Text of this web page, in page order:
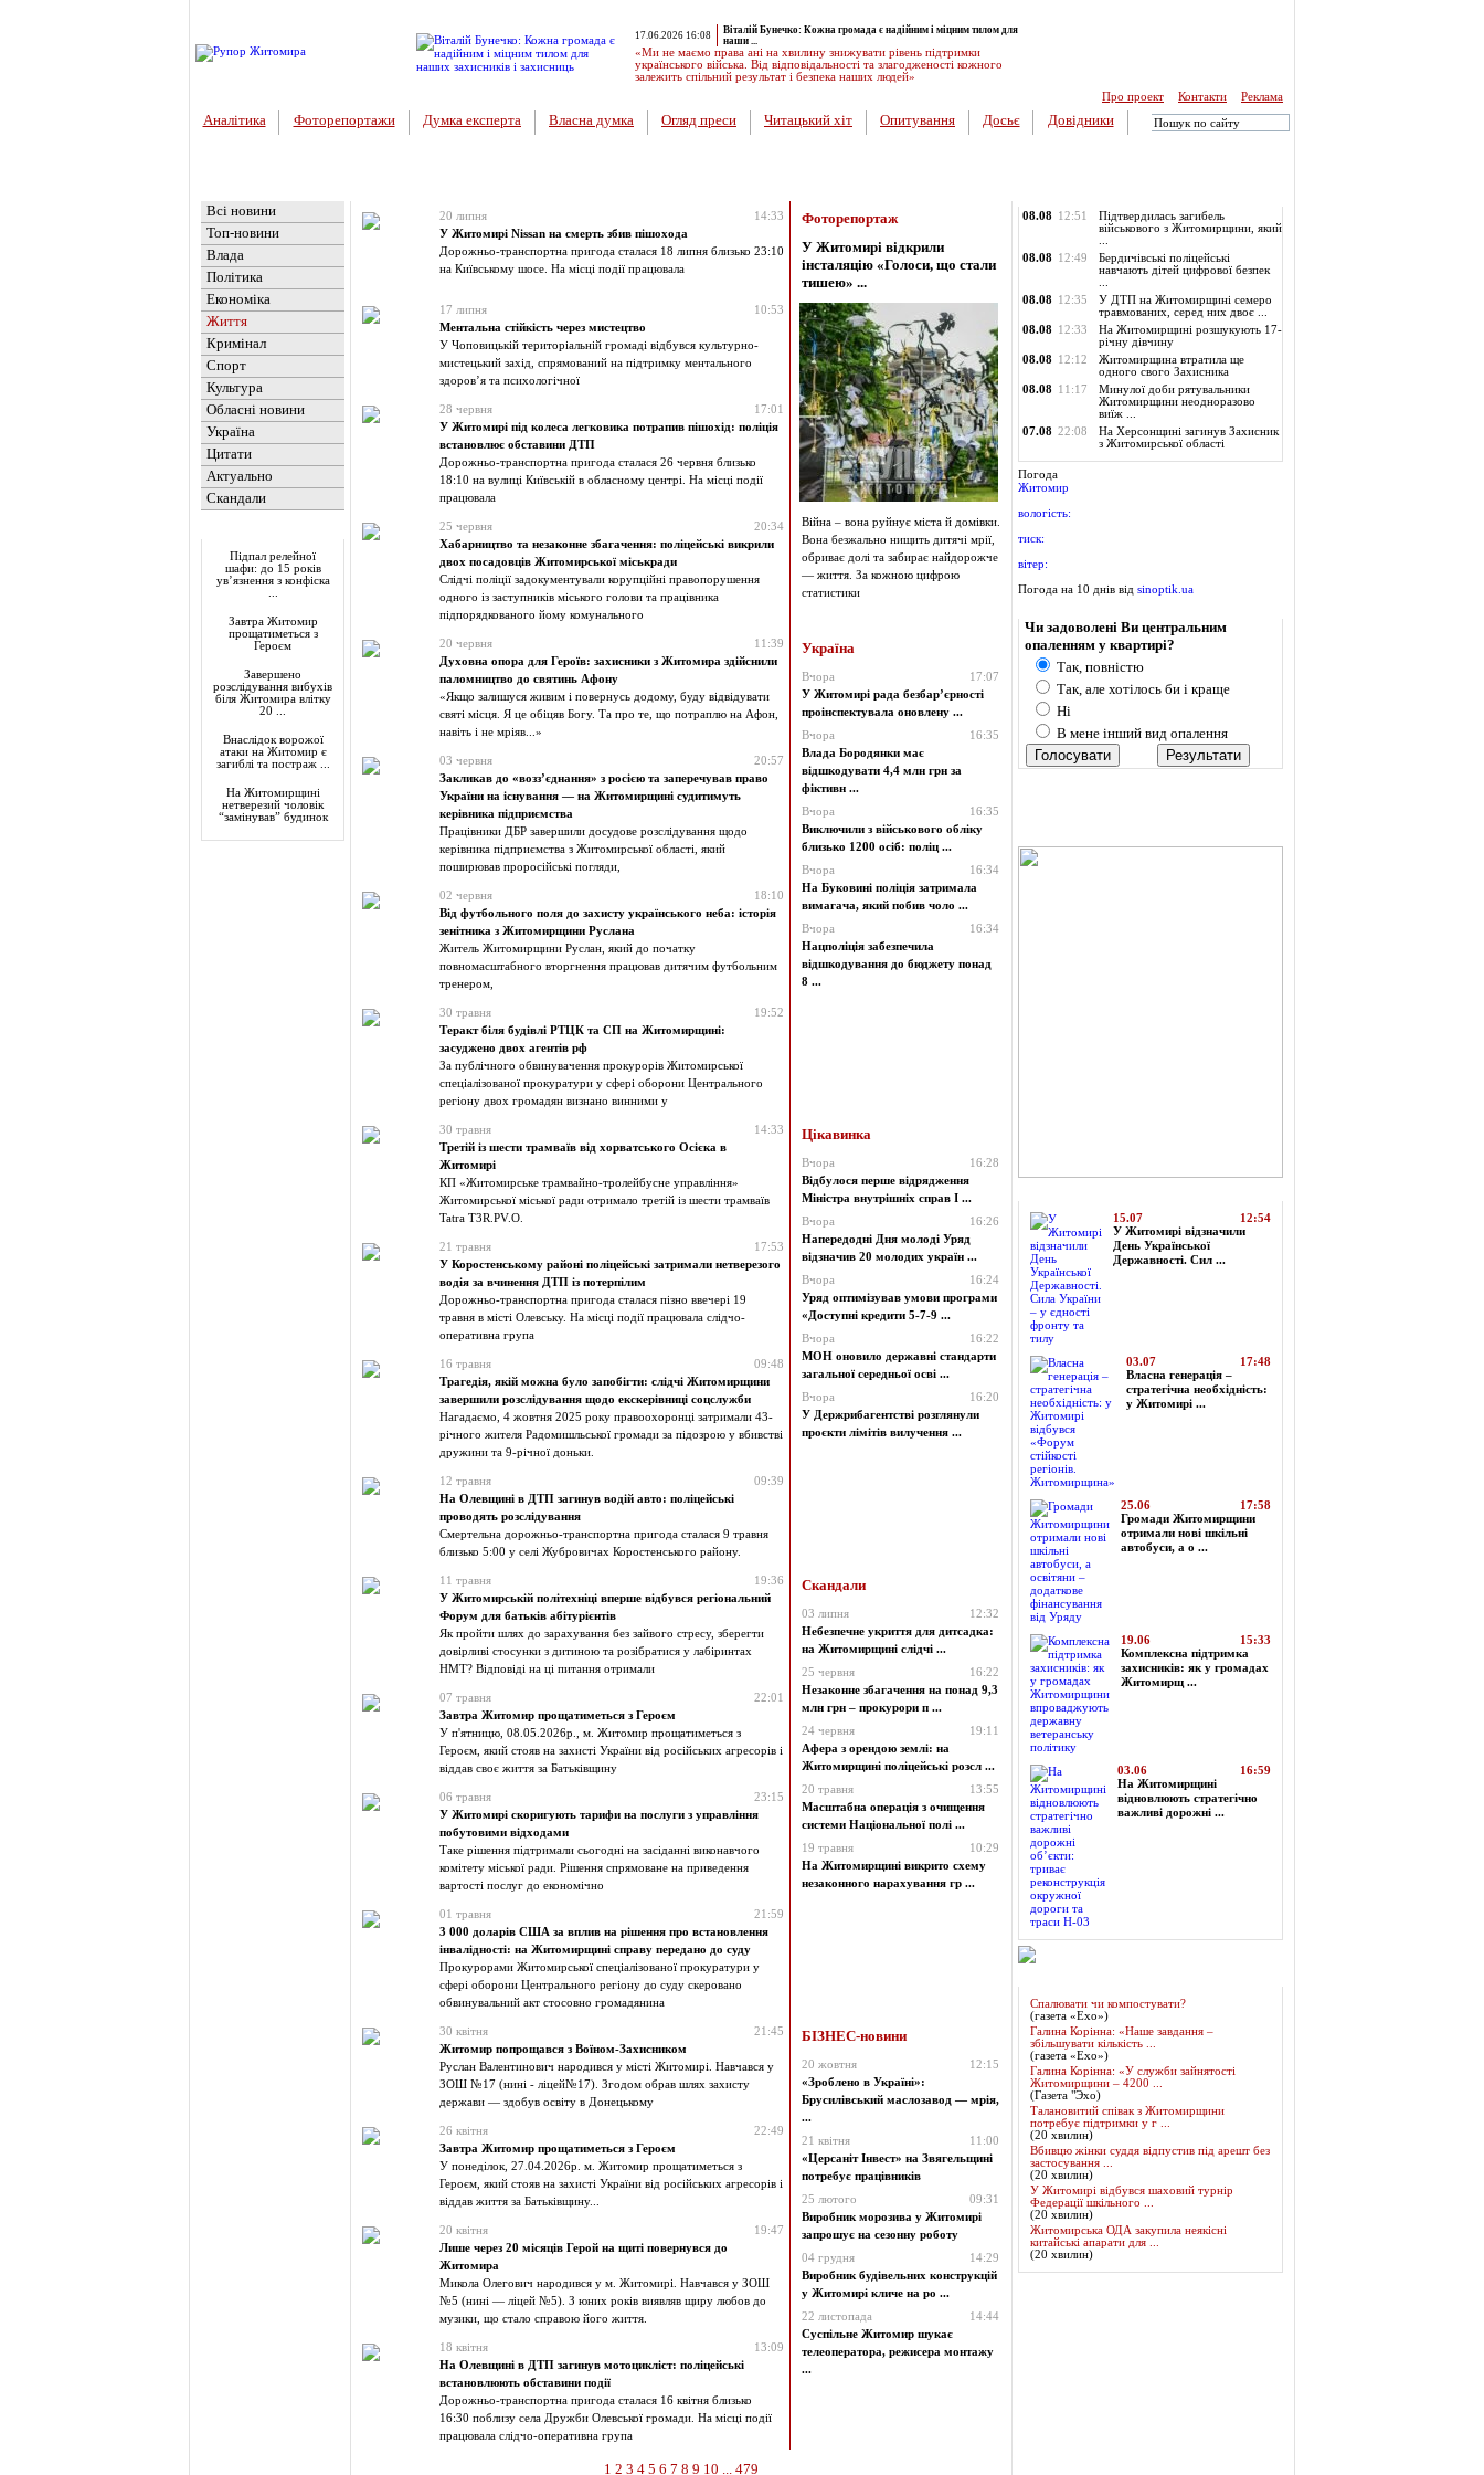
17.06.2026 16:08
Віталій Бунечко: Кожна громада є надійним і міцним тилом для
наши ...
«Ми не маємо права ані на хвилину знижувати рівень підтримки
українського війська. Від відповідальності та злагодженості кожного
залежить спільний результат і безпека наших людей»
Про проект
Контакти Реклама
Аналітика Фоторепортажи Думка експерта Власна думка Огляд преси Читацький хіт Опитування Досьє Довідники
Всі новини
Топ-новини
Влада
Політика
Економіка
Життя
Кримінал
Спорт
Культура
Обласні новини
Україна
Цитати
Актуально
Скандали
Підпал релейної
шафи: до 15 років
ув’язнення з конфіска
Завтра Житомир
прощатиметься з
Героєм
Завершено
розслідування вибухів
біля Житомира влітку
20 ...
Внаслідок ворожої
атаки на Житомир є
загиблі та постраж ...
На Житомирщині
нетверезий чоловік
“замінував” будинок
20 липня
14:33
У Житомирі Nissan на смерть збив пішохода
Дорожньо-транспортна пригода сталася 18 липня близько 23:10
на Київському шосе. На місці події працювала
Фоторепортаж
У Житомирі відкрили
інсталяцію «Голоси, що стали
тишею» ...
Війна – вона руйнує міста й домівки.
Вона безжально нищить дитячі мрії,
обриває долі та забирає найдорожче
— життя. За кожною цифрою
статистики
17 липня
10:53
Ментальна стійкість через мистецтво
У Чоповицькій територіальній громаді відбувся культурно-
мистецький захід, спрямований на підтримку ментального
здоров’я та психологічної
28 червня
17:01
У Житомирі під колеса легковика потрапив пішохід: поліція
встановлює обставини ДТП
Дорожньо-транспортна пригода сталася 26 червня близько
18:10 на вулиці Київській в обласному центрі. На місці події
працювала
25 червня
20:34
Хабарництво та незаконне збагачення: поліцейські викрили
двох посадовців Житомирської міськради
Слідчі поліції задокументували корупційні правопорушення
одного із заступників міського голови та працівника
підпорядкованого йому комунального
20 червня
11:39
Духовна опора для Героїв: захисники з Житомира здійснили
паломництво до святинь Афону
«Якщо залишуся живим і повернусь додому, буду відвідувати
святі місця. Я це обіцяв Богу. Та про те, що потраплю на Афон,
навіть і не мріяв...»
Україна
Вчора
17:07
У Житомирі рада безбар’єрності
проінспектувала оновлену ...
Вчора
16:35
Влада Бородянки має
відшкодувати 4,4 млн грн за
фіктивн ...
Вчора
16:35
Виключили з військового обліку
близько 1200 осіб: поліц ...
Вчора
16:34
На Буковині поліція затримала
вимагача, який побив чоло ...
Вчора
16:34
Нацполіція забезпечила
відшкодування до бюджету понад
8 ...
03 червня
20:57
Закликав до «возз’єднання» з росією та заперечував право
України на існування — на Житомирщині судитимуть
керівника підприємства
Працівники ДБР завершили досудове розслідування щодо
керівника підприємства з Житомирської області, який
поширював проросійські погляди,
02 червня
18:10
Від футбольного поля до захисту українського неба: історія
зенітника з Житомирщини Руслана
Житель Житомирщини Руслан, який до початку
повномасштабного вторгнення працював дитячим футбольним
тренером,
30 травня
19:52
Теракт біля будівлі РТЦК та СП на Житомирщині:
засуджено двох агентів рф
За публічного обвинувачення прокурорів Житомирської
спеціалізованої прокуратури у сфері оборони Центрального
регіону двох громадян визнано винними у
30 травня
14:33
Третій із шести трамваїв від хорватського Осієка в
Житомирі
КП «Житомирське трамвайно-тролейбусне управління»
Житомирської міської ради отримало третій із шести трамваїв
Tatra T3R.PV.O.
Цікавинка
Вчора
16:28
Відбулося перше відрядження
Міністра внутрішніх справ І ...
Вчора
16:26
Напередодні Дня молоді Уряд
відзначив 20 молодих україн ...
Вчора
16:24
Уряд оптимізував умови програми
«Доступні кредити 5-7-9 ...
Вчора
16:22
МОН оновило державні стандарти
загальної середньої осві ...
Вчора
16:20
У Держрибагентстві розглянули
проєкти лімітів вилучення ...
21 травня
17:53
У Коростенському районі поліцейські затримали нетверезого
водія за вчинення ДТП із потерпілим
Дорожньо-транспортна пригода сталася пізно ввечері 19
травня в місті Олевську. На місці події працювала слідчо-
оперативна група
16 травня
09:48
Трагедія, якій можна було запобігти: слідчі Житомирщини
завершили розслідування щодо екскерівниці соцслужби
Нагадаємо, 4 жовтня 2025 року правоохоронці затримали 43-
річного жителя Радомишльської громади за підозрою у вбивстві
дружини та 9-річної доньки.
12 травня
09:39
На Олевщині в ДТП загинув водій авто: поліцейські
проводять розслідування
Смертельна дорожньо-транспортна пригода сталася 9 травня
близько 5:00 у селі Жубровичах Коростенського району.
11 травня
19:36
У Житомирській політехніці вперше відбувся регіональний
Форум для батьків абітурієнтів
Як пройти шлях до зарахування без зайвого стресу, зберегти
довірливі стосунки з дитиною та розібратися у лабіринтах
НМТ? Відповіді на ці питання отримали
Скандали
03 липня
12:32
Небезпечне укриття для дитсадка:
на Житомирщині слідчі ...
25 червня
16:22
Незаконне збагачення на понад 9,3
млн грн – прокурори п ...
24 червня
19:11
Афера з орендою землі: на
Житомирщині поліцейські розсл ...
20 травня
13:55
Масштабна операція з очищення
системи Національної полі ...
19 травня
10:29
На Житомирщині викрито схему
незаконного нарахування гр ...
07 травня
22:01
Завтра Житомир прощатиметься з Героєм
У п'ятницю, 08.05.2026р., м. Житомир прощатиметься з
Героєм, який стояв на захисті України від російських агресорів і
віддав своє життя за Батьківщину
06 травня
23:15
У Житомирі скоригують тарифи на послуги з управління
побутовими відходами
Таке рішення підтримали сьогодні на засіданні виконавчого
комітету міської ради. Рішення спрямоване на приведення
вартості послуг до економічно
01 травня
21:59
3 000 доларів США за вплив на рішення про встановлення
інвалідності: на Житомирщині справу передано до суду
Прокурорами Житомирської спеціалізованої прокуратури у
сфері оборони Центрального регіону до суду скеровано
обвинувальний акт стосовно громадянина
30 квітня
21:45
Житомир попрощався з Воїном-Захисником
Руслан Валентинович народився у місті Житомирі. Навчався у
ЗОШ №17 (нині - ліцей№17). Згодом обрав шлях захисту
держави — здобув освіту в Донецькому
БІЗНЕС-новини
20 жовтня
12:15
«Зроблено в Україні»:
Брусилівський маслозавод — мрія,
...
21 квітня
11:00
«Церсаніт Інвест» на Звягельщині
потребує працівників
25 лютого
09:31
Виробник морозива у Житомирі
запрошує на сезонну роботу
04 грудня
14:29
Виробник будівельних конструкцій
у Житомирі кличе на ро ...
22 листопада
14:44
Суспільне Житомир шукає
телеоператора, режисера монтажу
...
26 квітня
22:49
Завтра Житомир прощатиметься з Героєм
У понеділок, 27.04.2026р. м. Житомир прощатиметься з
Героєм, який стояв на захисті України від російських агресорів і
віддав життя за Батьківщину...
20 квітня
19:47
Лише через 20 місяців Герой на щиті повернувся до
Житомира
Микола Олегович народився у м. Житомирі. Навчався у ЗОШ
№5 (нині — ліцей №5). З юних років виявляв щиру любов до
музики, що стало справою його життя.
18 квітня
13:09
На Олевщині в ДТП загинув мотоцикліст: поліцейські
встановлюють обставини події
Дорожньо-транспортна пригода сталася 16 квітня близько
16:30 поблизу села Дружби Олевської громади. На місці події
працювала слідчо-оперативна група
1 2 3 4 5 6 7 8 9 10 ... 479
08.08 12:51
Підтвердилась загибель
військового з Житомирщини, який
08.08 12:49
Бердичівські поліцейські
навчають дітей цифрової безпек
08.08 12:35
У ДТП на Житомирщині семеро
травмованих, серед них двоє ...
08.08 12:33
На Житомирщині розшукують 17-
річну дівчину
08.08 12:12
Житомирщина втратила ще
одного свого Захисника
08.08 11:17
Минулої доби рятувальники
Житомирщини неодноразово
виїж ...
07.08 22:08
На Херсонщині загинув Захисник
з Житомирської області
Погода
Житомир
вологість:
тиск:
вітер:
Погода на 10 днів від sinoptik.ua
Чи задоволені Ви центральним
опаленням у квартирі?
Так, повністю
Так, але хотілось би і краще
Ні
В мене інший вид опалення
15.07
12:54
У Житомирі відзначили
День Української
Державності. Сил ...
03.07
17:48
Власна генерація –
стратегічна необхідність:
у Житомирі ...
25.06
17:58
Громади Житомирщини
отримали нові шкільні
автобуси, а о ...
19.06
15:33
Комплексна підтримка
захисників: як у громадах
Житомирщ ...
03.06
16:59
На Житомирщині
відновлюють стратегічно
важливі дорожні ...
Спалювати чи компостувати?
(газета «Ехо»)
Галина Корінна: «Наше завдання –
збільшувати кількість ...
(газета «Ехо»)
Галина Корінна: «У служби зайнятості
Житомирщини – 4200 ...
(Газета "Эхо)
Талановитий співак з Житомирщини
потребує підтримки у г ...
(20 хвилин)
Вбивцю жінки суддя відпустив під арешт без
застосування ...
(20 хвилин)
У Житомирі відбувся шаховий турнір
Федерації шкільного ...
(20 хвилин)
Житомирська ОДА закупила неякісні
китайські апарати для ...
(20 хвилин)